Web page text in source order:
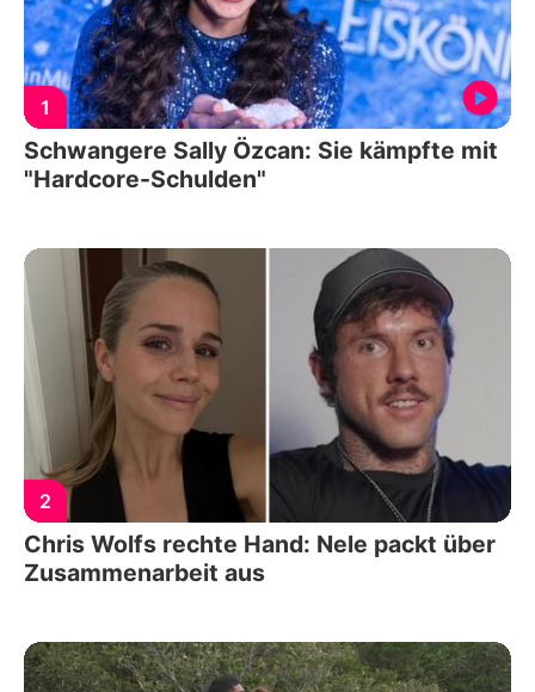
1
Schwangere Sally Özcan: Sie kämpfte mit
"Hardcore-Schulden"
2
Chris Wolfs rechte Hand: Nele packt über
Zusammenarbeit aus